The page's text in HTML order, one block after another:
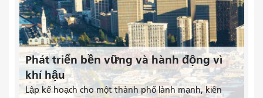
Phát triển bền vững và hành động vì
khí hậu
Lập kế hoạch cho một thành phố lành mạnh, kiên